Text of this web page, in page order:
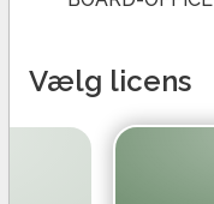
Vælg licens